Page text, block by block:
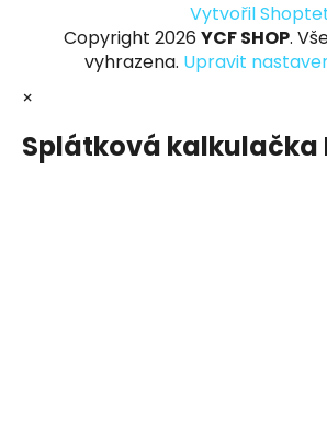
Vytvořil
Copyright 2026 YCF SHOP.
vyhrazena. Upravit
×
Splátková kalkulačka